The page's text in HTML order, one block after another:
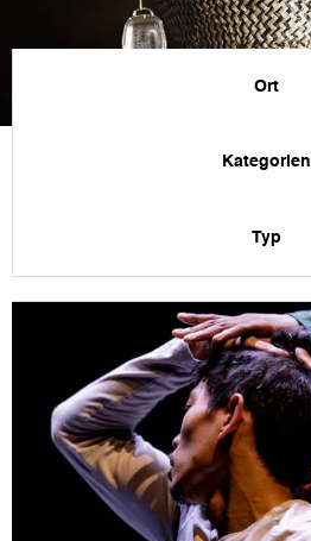
Ort
Kategorien
Typ